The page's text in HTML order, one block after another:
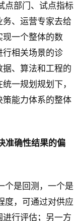
点部门、试点指标
、运营专家去给
现一个整体的数
行相关场景的诊
、算法和工程的
一规划规划下，
能力体系的整体
准确性结果的偏
个是回测，一个是
度，可通过对供应
行评估；另一方